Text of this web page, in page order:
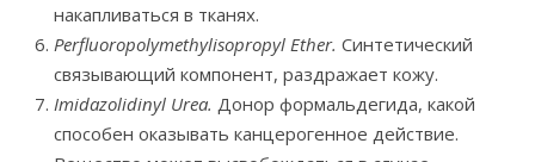
накапливаться в тканях.
Perfluoropolymethylisopropyl Ether. Синтетический
связывающий компонент, раздражает кожу.
Imidazolidinyl Urea. Донор формальдегида, какой
способен оказывать канцерогенное действие.